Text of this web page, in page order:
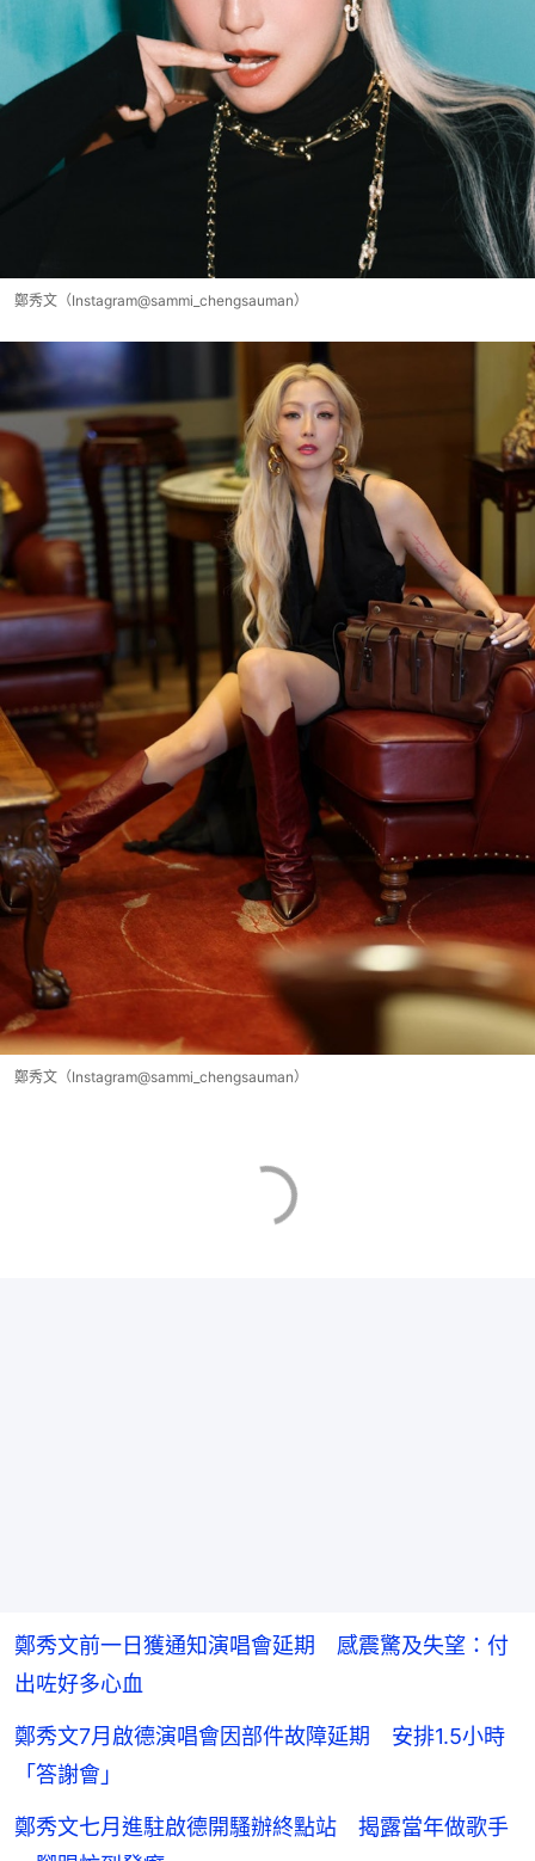
鄭秀文（Instagram@sammi_chengsauman）
鄭秀文（Instagram@sammi_chengsauman）
鄭秀文前一日獲通知演唱會延期 感震驚及失望：付
出咗好多心血
鄭秀文7月啟德演唱會因部件故障延期 安排1.5小時
「答謝會」
鄭秀文七月進駐啟德開騷辦終點站 揭露當年做歌手